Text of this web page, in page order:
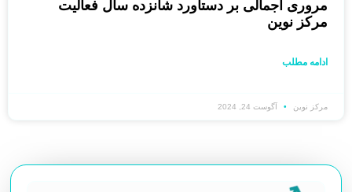
مروری اجمالی بر دستاورد شانزده سال فعالیت
مرکز نوین
ادامه مطلب
مرکز نوین آگوست 24, 2024